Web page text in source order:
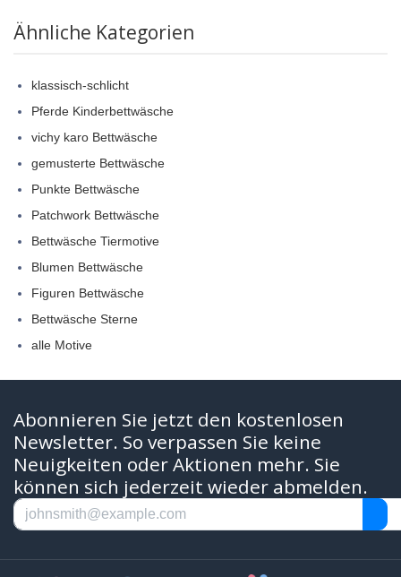
Ähnliche Kategorien
klassisch-schlicht
Pferde Kinderbettwäsche
vichy karo Bettwäsche
gemusterte Bettwäsche
Punkte Bettwäsche
Patchwork Bettwäsche
Bettwäsche Tiermotive
Blumen Bettwäsche
Figuren Bettwäsche
Bettwäsche Sterne
alle Motive
Abonnieren Sie jetzt den kostenlosen
Newsletter. So verpassen Sie keine
Neuigkeiten oder Aktionen mehr. Sie
können sich jederzeit wieder abmelden.